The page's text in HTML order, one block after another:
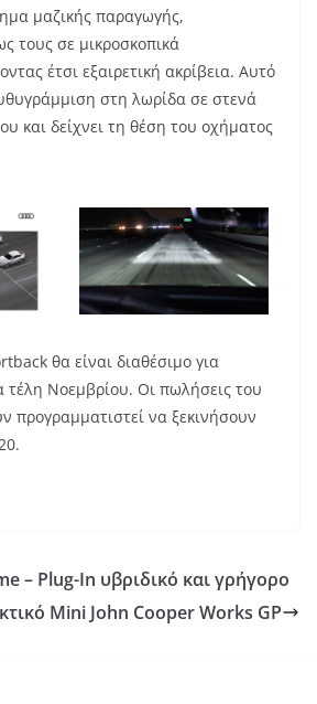
μαζικής παραγωγής,
τους σε μικροσκοπικά
έτσι εξαιρετική ακρίβεια. Αυτό
στη λωρίδα σε στενά
και δείχνει τη θέση του οχήματος
θα είναι διαθέσιμο για
τέλη Νοεμβρίου. Οι πωλήσεις του
προγραμματιστεί να ξεκινήσουν
– Plug-In υβριδικό και γρήγορο
Mini John Cooper Works GP